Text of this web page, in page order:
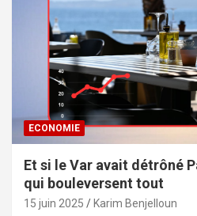
ECONOMIE
Et si le Var avait détrôné
qui bouleversent tout
15 juin 2025 Karim Benjelloun